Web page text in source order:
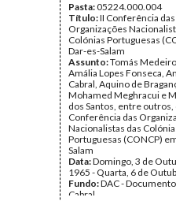
Pasta:05224.000.004
Título:II Conferência das
Organizações
Colónias Portuguesas
Dar-es-Salam
Assunto:Tomás
Amália Lopes Fonseca,
Cabral, Aquino de
Mohamed Meghracui e
dos Santos, entre outros,
Conferência das
Nacionalistas das
Portuguesas (CONCP)
Salam
Data:Domingo, 3 de
1965 - Quarta, 6 de
Fundo:DAC -
Cabral